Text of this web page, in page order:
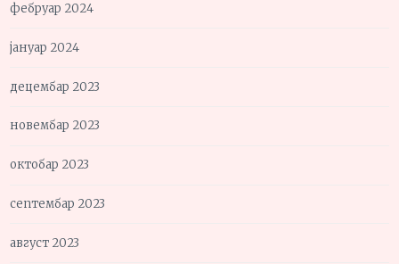
фебруар 2024
јануар 2024
децембар 2023
новембар 2023
октобар 2023
септембар 2023
август 2023